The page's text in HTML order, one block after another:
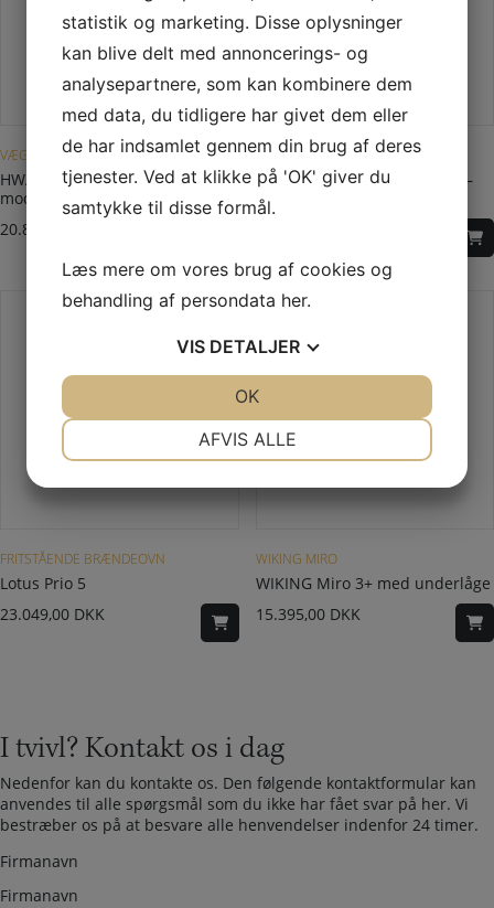
VÆGHÆNGT BRÆNDEOVN
HWAM 3110m – væghængt –
moderne låge – bundlåge i stål
20.895,00
Dette vare har flere varianter. Mulighederne kan vælges på varesiden
FRITSTÅENDE BRÆNDEOVN
HWAM 3120c – klassisk låge –
bundlåge i stål
FRITSTÅENDE BRÆNDEOVN
Lotus Prio 5
23.049,00 DKK
WIKING MIRO
WIKING Miro 3+ med underlåge
15.395,00 DKK
I tvivl? Kontakt os i dag
Nedenfor kan du kontakte os. Den følgende kontaktformular kan
anvendes til alle spørgsmål som du ikke har fået svar på her. Vi
bestræber os på at besvare alle henvendelser indenfor 24 timer.
Firmanavn
statistik og marketing. Disse oplysninger
kan blive delt med annoncerings- og
analysepartnere, som kan kombinere dem
med data, du tidligere har givet dem eller
de har indsamlet gennem din brug af deres
tjenester. Ved at klikke på 'OK' giver du
samtykke til disse formål.
Læs mere om vores brug af cookies og
behandling af persondata her.
VIS DETALJER
AFVIS ALLE
OK